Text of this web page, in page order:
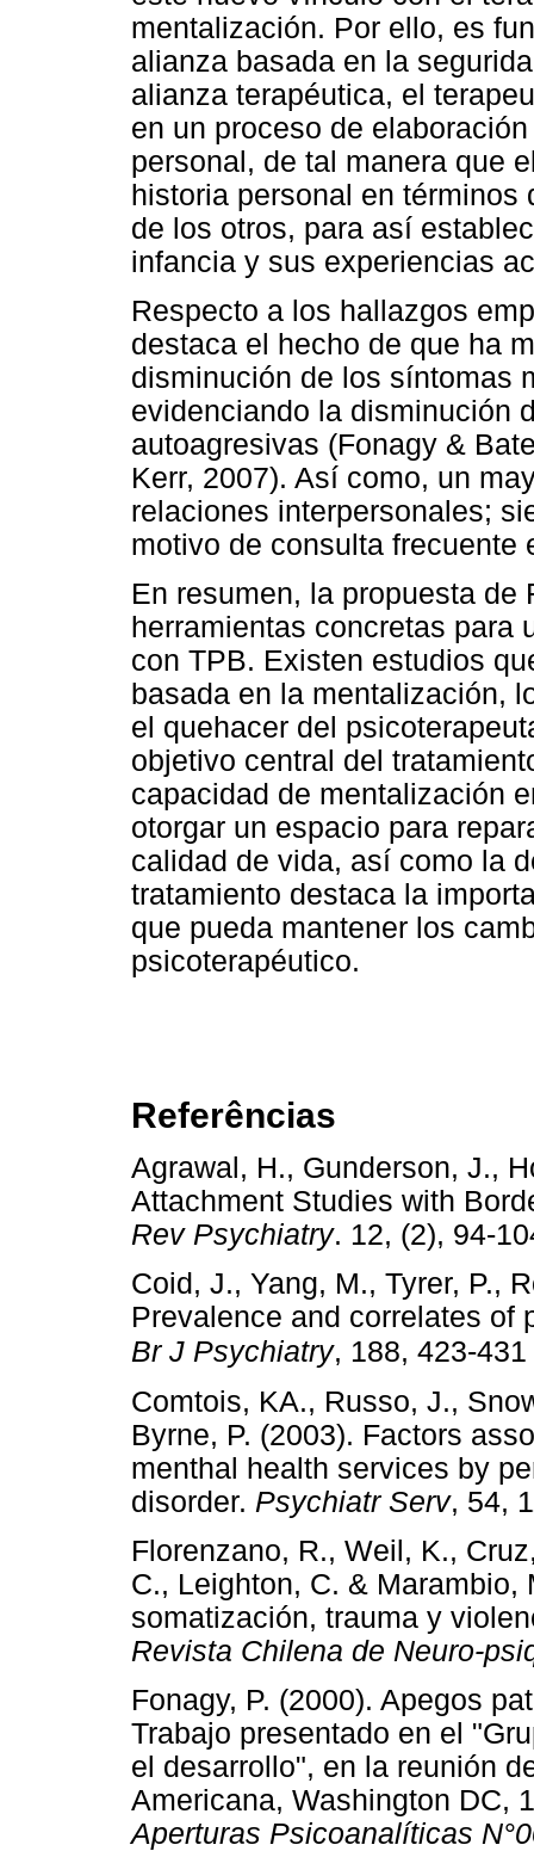
mentalización. Por ello, es
alianza basada en la
alianza terapéutica, el
en un proceso de
personal, de tal manera que
historia personal en
de los otros, para así
infancia y sus experiencias
Respecto a los hallazgos
destaca el hecho de que ha
disminución de los síntomas
evidenciando la disminución
autoagresivas (Fonagy &
Kerr, 2007). Así como, un
relaciones interpersonales;
motivo de consulta frecuente
En resumen, la propuesta de
herramientas concretas para
con TPB. Existen estudios
basada en la mentalización,
el quehacer del
objetivo central del
capacidad de mentalización
otorgar un espacio para
calidad de vida, así como la
tratamiento destaca la
que pueda mantener los
psicoterapéutico.
Referências
Agrawal, H., Gunderson, J.,
Attachment Studies with
Rev Psychiatry. 12, (2),
Coid, J., Yang, M., Tyrer, P.,
Prevalence and correlates of
Br J Psychiatry, 188, 423-431
Comtois, KA., Russo, J.,
Byrne, P. (2003). Factors
menthal health services by
disorder. Psychiatr Serv, 54,
Florenzano, R., Weil, K.,
C., Leighton, C. &
somatización, trauma y
Revista Chilena de Neuro-
Fonagy, P. (2000). Apegos
Trabajo presentado en el
el desarrollo", en la reunión
Americana, Washington DC,
Aperturas Psicoanalíticas